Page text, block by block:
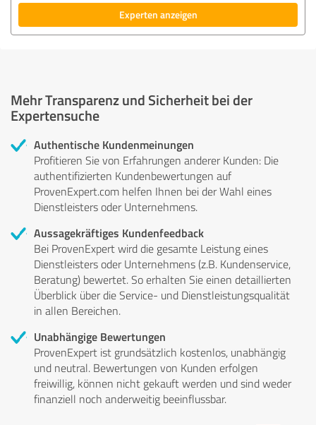
Experten anzeigen
Mehr Transparenz und Sicherheit bei der
Expertensuche
Authentische Kundenmeinungen
Profitieren Sie von Erfahrungen anderer Kunden: Die
authentifizierten Kundenbewertungen auf
ProvenExpert.com helfen Ihnen bei der Wahl eines
Dienstleisters oder Unternehmens.
Aussagekräftiges Kundenfeedback
Bei ProvenExpert wird die gesamte Leistung eines
Dienstleisters oder Unternehmens (z.B. Kundenservice,
Beratung) bewertet. So erhalten Sie einen detaillierten
Überblick über die Service- und Dienstleistungsqualität
in allen Bereichen.
Unabhängige Bewertungen
ProvenExpert ist grundsätzlich kostenlos, unabhängig
und neutral. Bewertungen von Kunden erfolgen
freiwillig, können nicht gekauft werden und sind weder
finanziell noch anderweitig beeinflussbar.